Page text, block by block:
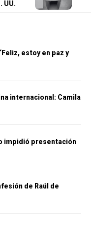
UU.
estoy en paz y
internacional: Camila
impidió presentación
de Raúl de